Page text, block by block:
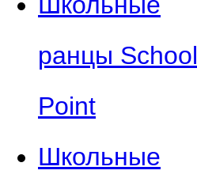
ранцы School
Point
Школьные